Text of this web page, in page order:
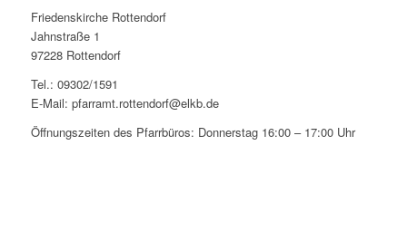
Friedenskirche Rottendorf
Jahnstraße 1
97228 Rottendorf
Tel.: 09302/1591
E-Mail: pfarramt.rottendorf@elkb.de
Öffnungszeiten des Pfarrbüros: Donnerstag 16:00 – 17:00 Uhr